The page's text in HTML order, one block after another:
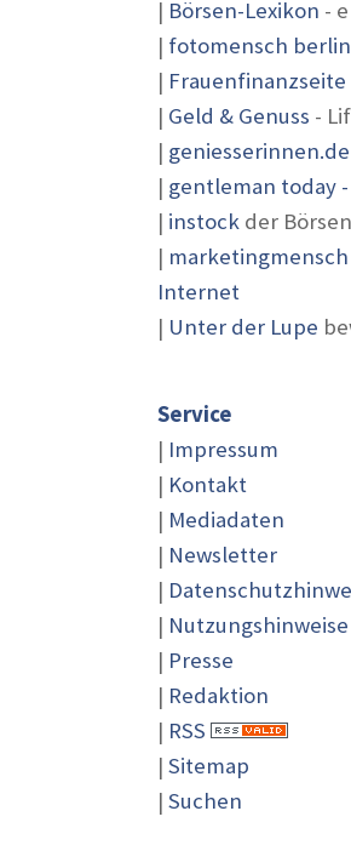
| Börsen-Lexikon -
| fotomensch berlin
| Frauenfinanzseite
| Geld & Genuss -
| geniesserinnen.de
| gentleman today
| instock der
|
Internet
| Unter der Lupe
Service
| Impressum
| Kontakt
| Mediadaten
| Newsletter
|
| Nutzungshinweise
| Presse
| Redaktion
| RSS
| Sitemap
| Suchen